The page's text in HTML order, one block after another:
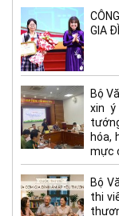
GIA
Bộ
xin ý
hóa,
mực
Bộ
thi